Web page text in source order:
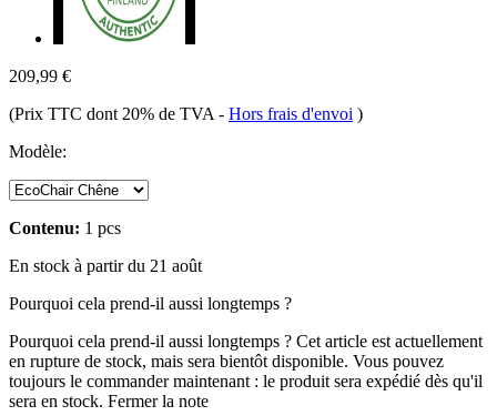
209,99 €
(Prix TTC dont 20% de TVA - Hors frais d'envoi )
Modèle:
Contenu: 1 pcs
En stock à partir du 21 août
Pourquoi cela prend-il aussi longtemps ?
Pourquoi cela prend-il aussi longtemps ? Cet article est actuellement
en rupture de stock, mais sera bientôt disponible. Vous pouvez
toujours le commander maintenant : le produit sera expédié dès qu'il
sera en stock. Fermer la note